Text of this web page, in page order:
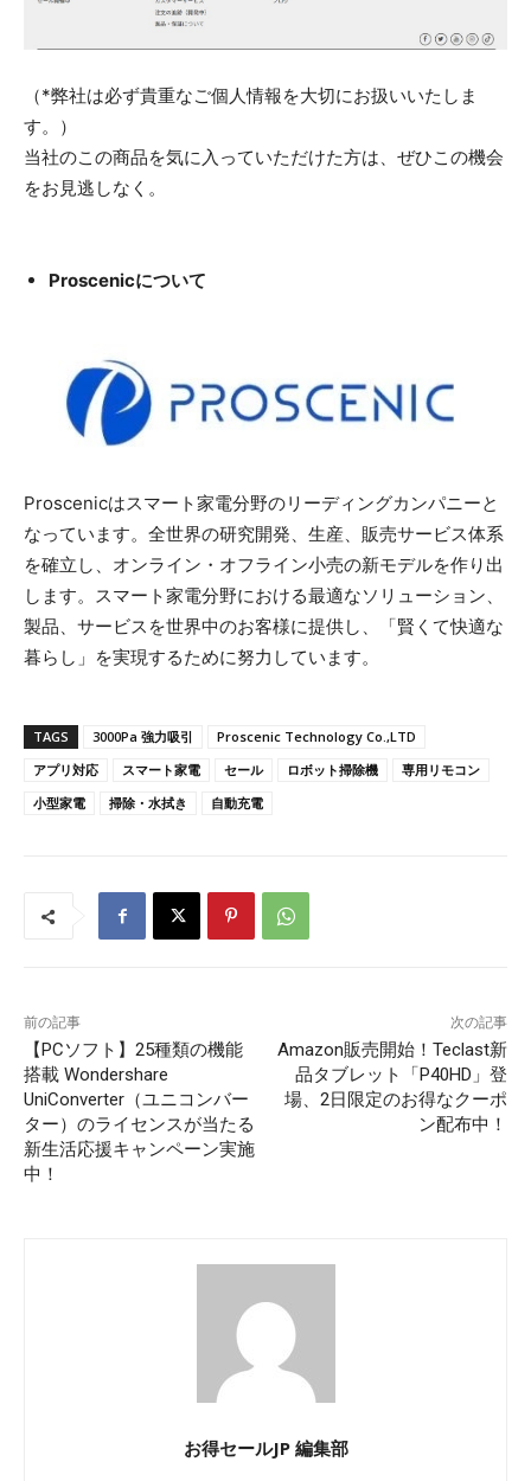
（*弊社は必ず貴重なご個人情報を大切にお扱いいたしま
す。）
当社のこの商品を気に入っていただけた方は、ぜひこの機会
をお見逃しなく。
Proscenicについて
Proscenicはスマート家電分野のリーディングカンパニーと
なっています。全世界の研究開発、生産、販売サービス体系
を確立し、オンライン・オフライン小売の新モデルを作り出
します。スマート家電分野における最適なソリューション、
製品、サービスを世界中のお客様に提供し、「賢くて快適な
暮らし」を実現するために努力しています。
TAGS 3000Pa 強力吸引
Proscenic Technology Co.,LTD
アプリ対応
スマート家電 セール ロボット掃除機
専用リモコン
小型家電
掃除・水拭き 自動充電
前の記事
【PCソフト】25種類の機能
搭載 Wondershare
UniConverter（ユニコンバー
ター）のライセンスが当たる
新生活応援キャンペーン実施
中！
次の記事
Amazon販売開始！Teclast新
品タブレット「P40HD」登
場、2日限定のお得なクーポ
ン配布中！
お得セールJP 編集部